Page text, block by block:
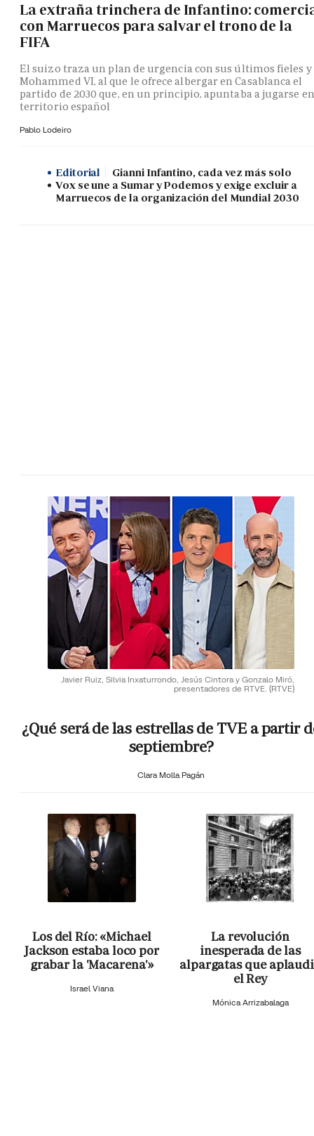
La extraña trinchera de Infantino:
con Marruecos para salvar el trono de la
FIFA
El suizo traza un plan de urgencia con sus últimos fieles y
Mohammed VI, al que le ofrece albergar en Casablanca el
partido de 2030 que, en un principio, apuntaba a jugarse en
territorio español
Pablo Lodeiro
Editorial
Gianni Infantino, cada vez más solo
Vox se une a Sumar y Podemos y exige excluir a
Marruecos de la organización del Mundial 2030
Javier Ruiz, Silvia Inxaturrondo, Jesús Cintora y Gonzalo Miró,
presentadores de RTVE. (RTVE)
¿Qué será de las estrellas de TVE a partir
septiembre?
Clara Molla Pagán
Los del Río: «Michael
Jackson estaba loco por
grabar la 'Macarena'»
Israel Viana
La revolución
inesperada de las
alpargatas que
el Rey
Mónica Arrizabalaga